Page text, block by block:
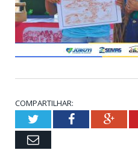
COMPARTILHAR:
TwitterFacebook
Email